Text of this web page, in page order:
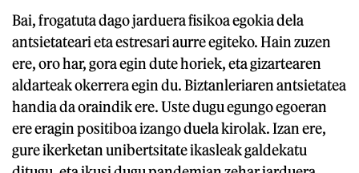
Bai, frogatuta dago jarduera fisikoa egokia dela
antsietateari eta estresari aurre egiteko. Hain zuzen
ere, oro har, gora egin dute horiek, eta gizartearen
aldarteak okerrera egin du. Biztanleriaren antsietatea
handia da oraindik ere. Uste dugu egungo egoeran
ere eragin positiboa izango duela kirolak. Izan ere,
gure ikerketan unibertsitate ikasleak galdekatu